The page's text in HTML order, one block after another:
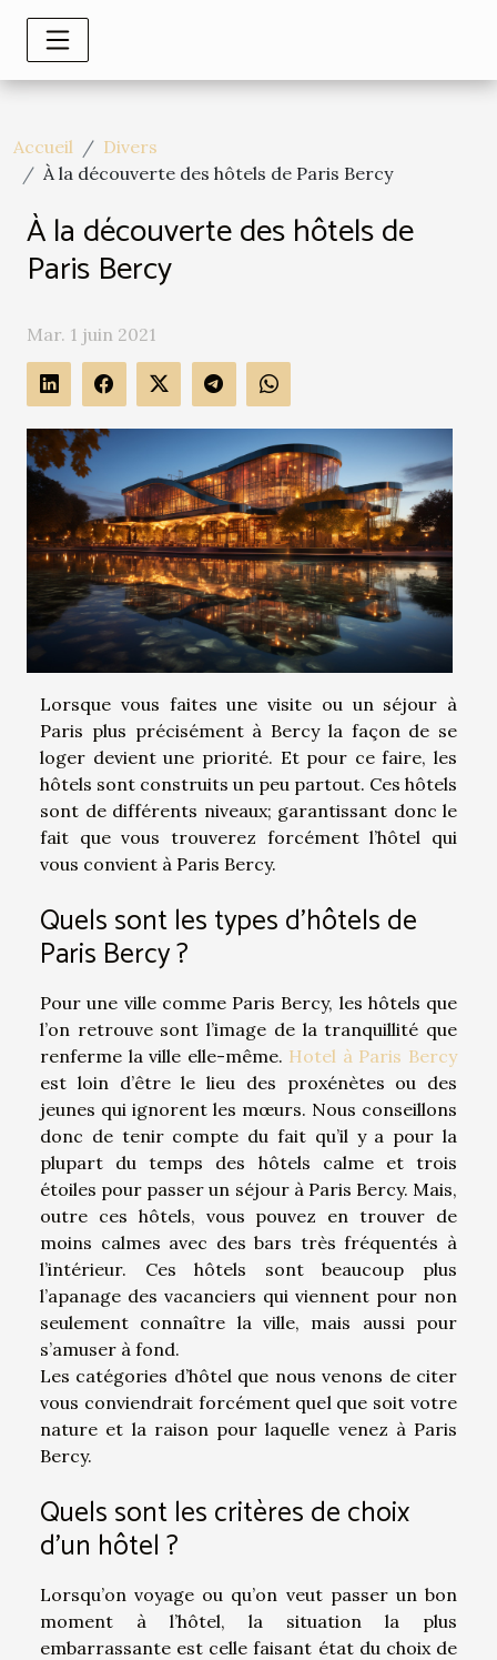
Accueil
Divers
À la découverte des hôtels de Paris Bercy
À la découverte des hôtels de
Paris Bercy
Mar. 1 juin 2021
Lorsque vous faites une visite ou un séjour à
Paris plus précisément à Bercy la façon de se
loger devient une priorité. Et pour ce faire, les
hôtels sont construits un peu partout. Ces hôtels
sont de différents niveaux; garantissant donc le
fait que vous trouverez forcément l’hôtel qui
vous convient à Paris Bercy.
Quels sont les types d’hôtels de
Paris Bercy ?
Pour une ville comme Paris Bercy, les hôtels que
l’on retrouve sont l’image de la tranquillité que
renferme la ville elle-même. Hotel à Paris Bercy
est loin d’être le lieu des proxénètes ou des
jeunes qui ignorent les mœurs. Nous conseillons
donc de tenir compte du fait qu’il y a pour la
plupart du temps des hôtels calme et trois
étoiles pour passer un séjour à Paris Bercy. Mais,
outre ces hôtels, vous pouvez en trouver de
moins calmes avec des bars très fréquentés à
l’intérieur. Ces hôtels sont beaucoup plus
l’apanage des vacanciers qui viennent pour non
seulement connaître la ville, mais aussi pour
s’amuser à fond.
Les catégories d’hôtel que nous venons de citer
vous conviendrait forcément quel que soit votre
nature et la raison pour laquelle venez à Paris
Bercy.
Quels sont les critères de choix
d’un hôtel ?
Lorsqu’on voyage ou qu’on veut passer un bon
moment à l’hôtel, la situation la plus
embarrassante est celle faisant état du choix de